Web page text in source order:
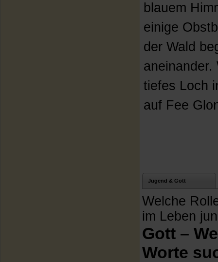
blauem
einige
der Wald
aneinander.
tiefes Loch
auf Fee
Jugend & Gott
Welche
im Leben
Gott –
Worte